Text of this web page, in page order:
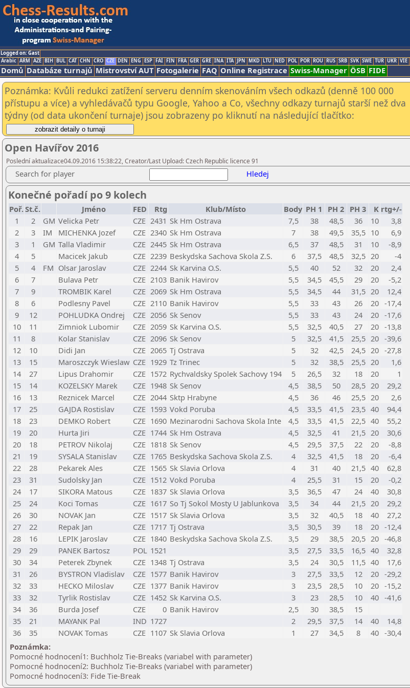
Logged on: Gast
Arabic ARM AZE BIH BUL CAT CHN CRO CZE DEN ENG ESP FAI FIN FRA GER GRE INA ITA JPN MKD LTU NED POL POR ROU RUS SRB SVK SWE TUR UKR VIE
Domů Databáze turnajů Mistrovství AUT Fotogalerie FAQ Online Registrace Swiss-Manager ÖSB FIDE
Poznámka: Kvůli redukci zatížení serveru denním skenováním všech odkazů (denně 100 000
přístupu a více) a vyhledávačů typu Google, Yahoo a Co, všechny odkazy turnajů starší než dva
týdny (od data ukončení turnaje) jsou zobrazeny po kliknutí na následující tlačítko:
Open Havířov 2016
Poslední aktualizace04.09.2016 15:38:22, Creator/Last Upload: Czech Republic licence 91
Search for player Hledej
Konečné pořadí po 9 kolech
Poř.St.č. Jméno FED Rtg Klub/Místo Body PH 1 PH 2 PH 3 K rtg+/-
1
2 GM Velicka Petr CZE 2431 Sk Hm Ostrava 7,5 38 48,5 36 10
3,8
2
3 IM MICHENKA Jozef CZE 2340 Sk Hm Ostrava 7 38 49,5 35,5 10
6,9
3
1 GM Talla Vladimir CZE 2445 Sk Hm Ostrava 6,5 37 48,5 31 10
-8,9
4
5 Macicek Jakub CZE 2239 Beskydska Sachova Skola Z.S. 6 37,5 48,5 32,5 20
-4
5
4 FM Olsar Jaroslav CZE 2244 Sk Karvina O.S. 5,5 40 52 32 20
2,4
6
7 Bulava Petr CZE 2103 Banik Havirov 5,5 34,5 45,5 29 20
-5,2
7
9 TROMBIK Karel CZE 2069 Sk Hm Ostrava 5,5 34,5 44 31,5 20
12,4
8
6 Podlesny Pavel CZE 2110 Banik Havirov 5,5 33 43 26 20 -17,4
9
12 POHLUDKA Ondrej CZE 2056 Sk Senov 5,5 33 43 24 20 -17,6
10
11 Zimniok Lubomir CZE 2059 Sk Karvina O.S. 5,5 32,5 40,5 27 20 -13,8
11
8 Kolar Stanislav CZE 2096 Sk Senov 5 32,5 41,5 25,5 20 -39,6
12
10 Didi Jan CZE 2065 Tj Ostrava 5 32 42,5 24,5 20 -27,8
13
15 Maroszczyk Wieslaw CZE 1929 Tz Trinec 5 32 38,5 25,5 20
1,6
14
27 Lipus Drahomir CZE 1572 Rychvaldsky Spolek Sachovy 194 5 26,5 32 18 20
1
15
14 KOZELSKY Marek CZE 1948 Sk Senov 4,5 38,5 50 28,5 20
29,2
16
13 Reznicek Marcel CZE 2044 Sktp Hrabyne 4,5 36 46 25,5 20
2,6
17
25 GAJDA Rostislav CZE 1593 Vokd Poruba 4,5 33,5 41,5 23,5 40
94,4
18
23 DEMKO Robert CZE 1690 Mezinarodni Sachova Skola Inte 4,5 33,5 41,5 22,5 40
55,2
19
20 Hurta Jiri CZE 1744 Sk Hm Ostrava 4,5 32,5 41 21,5 20
30,6
20
18 PETROV Nikolaj CZE 1818 Sk Senov 4,5 29,5 37,5 22 20
-8,8
21
19 SYSALA Stanislav CZE 1765 Beskydska Sachova Skola Z.S. 4 32,5 41,5 18 20
-6,4
22
28 Pekarek Ales CZE 1565 Sk Slavia Orlova 4 31 40 21,5 40
62,8
23
31 Sudolsky Jan CZE 1512 Vokd Poruba 4 25,5 31 15 20
-0,2
24
17 SIKORA Matous CZE 1837 Sk Slavia Orlova 3,5 36,5 47 24 40
30,8
25
24 Koci Tomas CZE 1617 So Tj Sokol Mosty U Jablunkova 3,5 34 44 21,5 20
29,2
26
30 NOVAK Jan CZE 1517 Sk Slavia Orlova 3,5 32 40,5 18 40
27,2
27
22 Repak Jan CZE 1717 Tj Ostrava 3,5 30,5 39 18 20 -12,4
28
16 LEPIK Jaroslav CZE 1840 Beskydska Sachova Skola Z.S. 3,5 29 38,5 20,5 20 -46,8
29
29 PANEK Bartosz POL 1521 3,5 27,5 33,5 16,5 40
32,8
30
34 Peterek Zbynek CZE 1348 Tj Ostrava 3,5 24 30,5 11,5 40
17,6
31
26 BYSTRON Vladislav CZE 1577 Banik Havirov 3 27,5 33,5 12 20 -29,2
32
33 HECKO Miloslav CZE 1377 Banik Havirov 3 23,5 28,5 10 20 -15,2
33
32 Tyrlik Rostislav CZE 1452 Sk Karvina O.S. 3 23 28,5 10 40 -41,6
34
36 Burda Josef CZE 0 Banik Havirov 2,5 30 38,5
15
35
21 MAYANK Pal IND 1727 2 29,5 37,5 14 40
14,8
36
35 NOVAK Tomas CZE 1107 Sk Slavia Orlova 1 27 34,5 8 40 -30,4
Poznámka:
Pomocné hodnocení1: Buchholz Tie-Breaks (variabel with parameter)
Pomocné hodnocení2: Buchholz Tie-Breaks (variabel with parameter)
Pomocné hodnocení3: Fide Tie-Break